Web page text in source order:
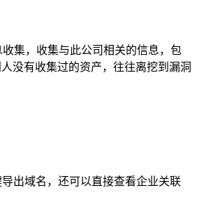
集，收集与此公司相关的信息，包
没有收集过的资产，往往离挖到漏洞
出域名，还可以直接查看企业关联